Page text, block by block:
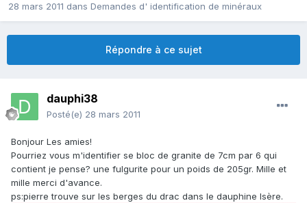
28 mars 2011 dans Demandes d' identification de minéraux
Répondre à ce sujet
dauphi38
Posté(e) 28 mars 2011
Bonjour Les amies!
Pourriez vous m'identifier se bloc de granite de 7cm par 6 qui
contient je pense? une fulgurite pour un poids de 205gr. Mille et
mille merci d'avance.
ps:pierre trouve sur les berges du drac dans le dauphine Isère.